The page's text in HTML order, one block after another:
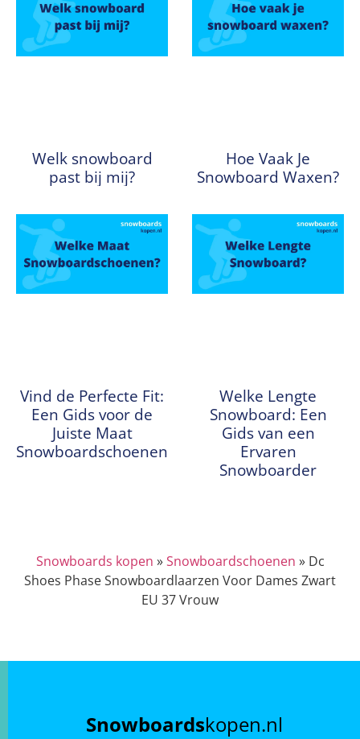
Welk snowboard
past bij mij?
Hoe Vaak Je
Snowboard Waxen?
Vind de Perfecte Fit:
Een Gids voor de
Juiste Maat
Snowboardschoenen
Welke Lengte
Snowboard: Een
Gids van een
Ervaren
Snowboarder
Snowboards kopen »Snowboardschoenen » Dc
Shoes Phase Snowboardlaarzen Voor Dames Zwart
EU 37 Vrouw
Snowboardskopen.nl